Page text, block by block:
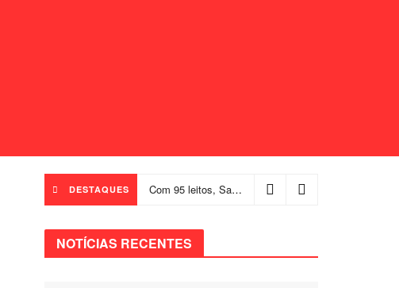
DESTAQUES Com 95 leitos, Salvador ganha hospital focado em transição de cuidados
NOTÍCIAS RECENTES